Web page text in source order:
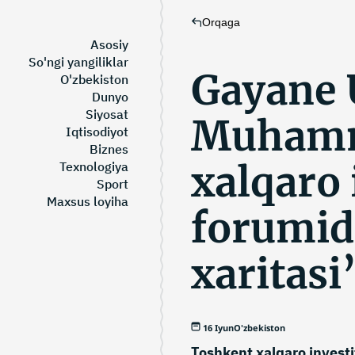
Asosiy
So'ngi yangiliklar
O'zbekiston
Dunyo
Siyosat
Iqtisodiyot
Biznes
Texnologiya
Sport
Maxsus loyiha
Orqaga
Gayane
16 IyunO'zbekiston